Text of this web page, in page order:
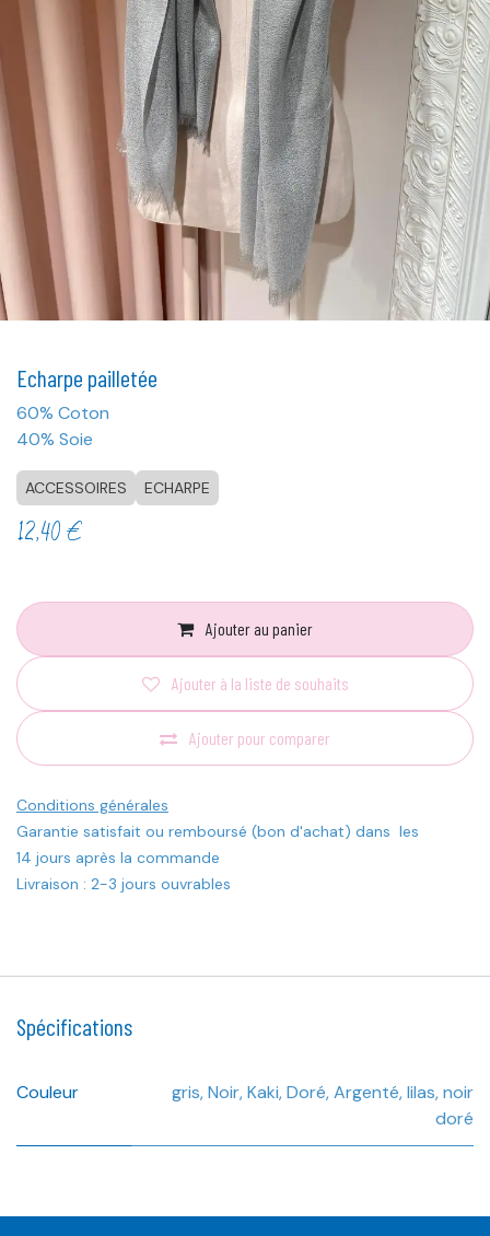
Echarpe pailletée
60% Coton
40% Soie
ACCESSOIRES ECHARPE
12,40€
Ajouter au panier
Ajouter pour comparer
Ajouter à la liste de souhaits
Conditions générales
Garantie satisfait ou remboursé (bon d'achat) dans les
14 jours après la commande
Livraison : 2-3 jours ouvrables
Spécifications
Couleur gris,Noir,Kaki,Doré,Argenté,lilas,noir
doré